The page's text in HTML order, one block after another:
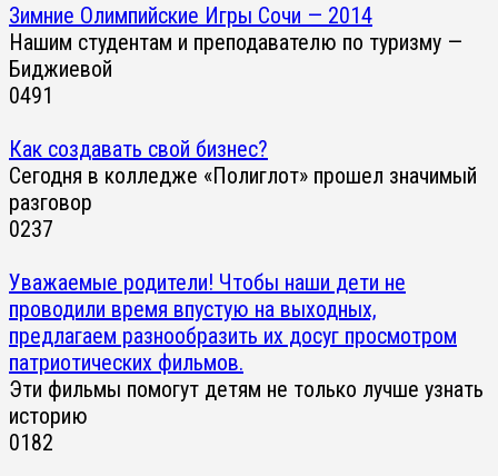
Зимние Олимпийские Игры Сочи — 2014
Нашим студентам и преподавателю по туризму —
Биджиевой
0491
Как создавать свой бизнес?
Сегодня в колледже «Полиглот» прошел значимый
разговор
0237
Уважаемые родители! Чтобы наши дети не
проводили время впустую на выходных,
предлагаем разнообразить их досуг просмотром
патриотических фильмов.
Эти фильмы помогут детям не только лучше узнать
историю
0182